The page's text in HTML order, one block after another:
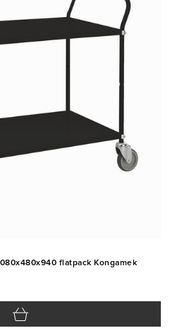
flatpack Kongamek